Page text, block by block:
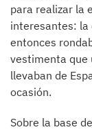
para realizar la
interesantes: la
entonces
vestimenta que
llevaban de
ocasión.
Sobre la base